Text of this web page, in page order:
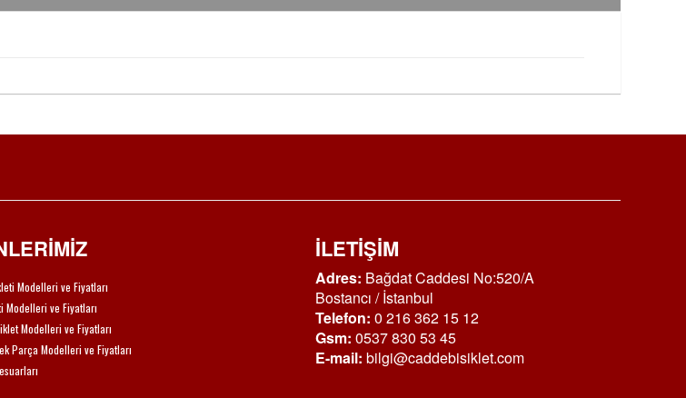
Modelleri ve Fiyatları
Modelleri ve Fiyatları
Modelleri ve Fiyatları
Parça Modelleri ve Fiyatları
İLETİŞİM
Adres: Bağdat Caddesi No:520/A
Bostancı / İstanbul
Telefon: 0 216 362 15 12
Gsm: 0537 830 53 45
E-mail: bilgi@caddebisiklet.com